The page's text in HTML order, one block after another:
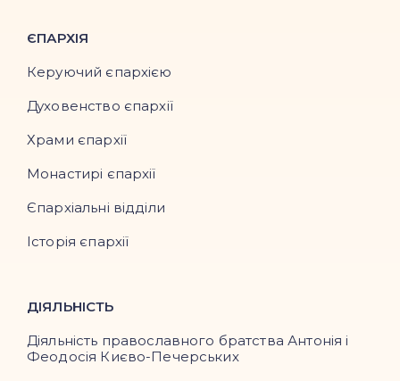
ЄПАРХІЯ
Керуючий єпархією
Духовенство єпархії
Храми єпархії
Монастирі єпархії
Єпархіальні відділи
Історія єпархії
ДІЯЛЬНІСТЬ
Діяльність православного братства Антонія і
Феодосія Києво-Печерських